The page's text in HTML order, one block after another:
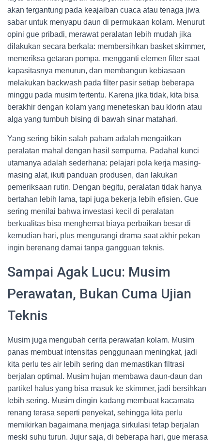
akan tergantung pada keajaiban cuaca atau tenaga jiwa
sabar untuk menyapu daun di permukaan kolam. Menurut
opini gue pribadi, merawat peralatan lebih mudah jika
dilakukan secara berkala: membersihkan basket skimmer,
memeriksa getaran pompa, mengganti elemen filter saat
kapasitasnya menurun, dan membangun kebiasaan
melakukan backwash pada filter pasir setiap beberapa
minggu pada musim tertentu. Karena jika tidak, kita bisa
berakhir dengan kolam yang meneteskan bau klorin atau
alga yang tumbuh bising di bawah sinar matahari.
Yang sering bikin salah paham adalah mengaitkan
peralatan mahal dengan hasil sempurna. Padahal kunci
utamanya adalah sederhana: pelajari pola kerja masing-
masing alat, ikuti panduan produsen, dan lakukan
pemeriksaan rutin. Dengan begitu, peralatan tidak hanya
bertahan lebih lama, tapi juga bekerja lebih efisien. Gue
sering menilai bahwa investasi kecil di peralatan
berkualitas bisa menghemat biaya perbaikan besar di
kemudian hari, plus mengurangi drama saat akhir pekan
ingin berenang damai tanpa gangguan teknis.
Sampai Agak Lucu: Musim
Perawatan, Bukan Cuma Ujian
Teknis
Musim juga mengubah cerita perawatan kolam. Musim
panas membuat intensitas penggunaan meningkat, jadi
kita perlu tes air lebih sering dan memastikan filtrasi
berjalan optimal. Musim hujan membawa daun-daun dan
partikel halus yang bisa masuk ke skimmer, jadi bersihkan
lebih sering. Musim dingin kadang membuat kacamata
renang terasa seperti penyekat, sehingga kita perlu
memikirkan bagaimana menjaga sirkulasi tetap berjalan
meski suhu turun. Jujur saja, di beberapa hari, gue merasa